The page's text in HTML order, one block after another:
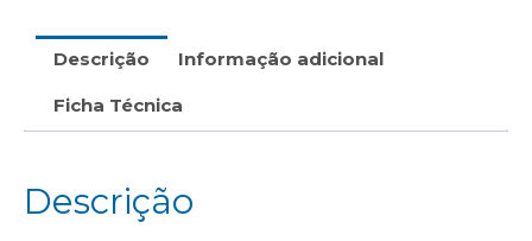
Descrição Informação adicional
Ficha Técnica
Descrição